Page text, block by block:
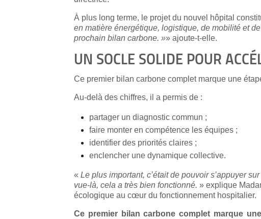
À plus long terme, le projet du nouvel hôpital
en matière énergétique, logistique, de mobilité et
prochain bilan carbone. »» ajoute-t-elle.
UN SOCLE SOLIDE POUR
Ce premier bilan carbone complet marque une
Au-delà des chiffres, il a permis de :
partager un diagnostic commun ;
faire monter en compétence les équipes ;
identifier des priorités claires ;
enclencher une dynamique collective.
« Le plus important, c’était de pouvoir s’appuyer
vue-là, cela a très bien fonctionné. » explique
écologique au cœur du fonctionnement hospitalier.
Ce premier bilan carbone complet marque